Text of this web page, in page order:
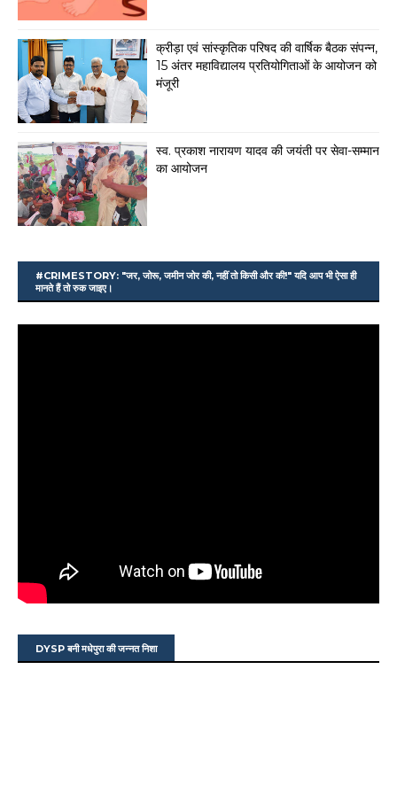
क्रीड़ा एवं सांस्कृतिक परिषद की वार्षिक बैठक संपन्न,
15 अंतर महाविद्यालय प्रतियोगिताओं के आयोजन को
मंजूरी
स्व. प्रकाश नारायण यादव की जयंती पर सेवा-सम्मान
का आयोजन
#CRIMESTORY: "जर, जोरू, जमीन जोर की, नहीं तो किसी और की!" यदि आप भी ऐसा ही
मानते हैं तो रुक जाइए।
DYSP बनी मधेपुरा की जन्नत निशा